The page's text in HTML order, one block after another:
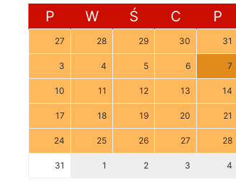
P W Ś C P
27 28 29 30 31
3 4 5 6 7
10 11 12 13 14
17 18 19 20 21
24 25 26 27 28
31 1 2 3 4